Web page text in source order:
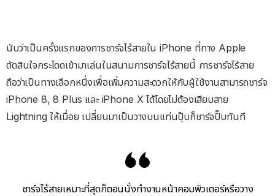
นับว่าเป็นครั้งแรกของการชาร์จไร้สายใน iPhone ที่ทาง Apple
ตัดสินใจกระโดดเข้ามาเล่นในสนามการชาร์จไร้สายนี้ การชาร์จไร้สาย
ถือว่าเป็นทางเลือกหนึ่งเพื่อเพิ่มความสะดวกให้กับผู้ใช้งานสามารถชาร์จ
iPhone 8, 8 Plus และ iPhone X ได้โดยไม่ต้องเสียบสาย
Lightning ให้เมื่อย เปลี่ยนมาเป็นวางบนแท่นปุ๊บก็ชาร์จปั๊บทันที
ชาร์จไร้สายเหมาะที่สุดก็ตอนนั่งทำงานหน้าคอมพิวเตอร์หรือวาง